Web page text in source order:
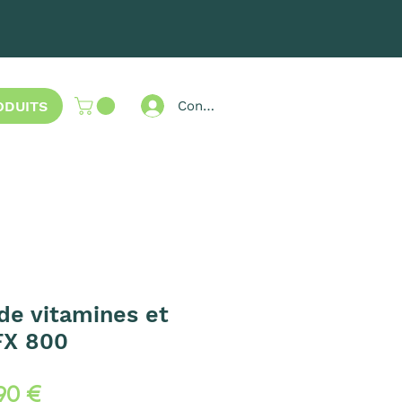
Connexion
vitamines et
800
€Precio